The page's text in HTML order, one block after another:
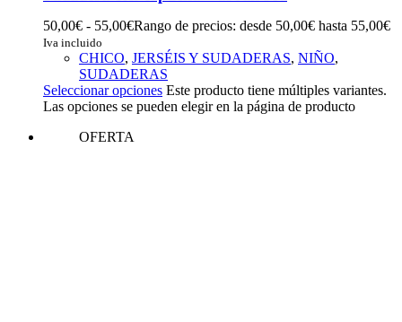
50,00€ - 55,00€Rango de precios: desde 50,00€ hasta 55,00€
Iva incluido
CHICO, JERSÉIS Y SUDADERAS, NIÑO,
SUDADERAS
Seleccionar opciones Este producto tiene múltiples variantes.
Las opciones se pueden elegir en la página de producto
OFERTA